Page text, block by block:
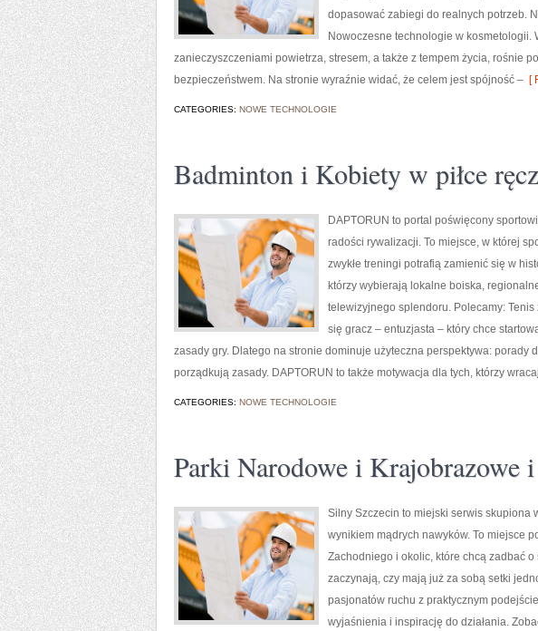
dopasować zabiegi do realnych potrzeb.
Nowoczesne technologie w kosmetologii.
zanieczyszczeniami powietrza, stresem, a także z tempem życia, rośnie
bezpieczeństwem. Na stronie wyraźnie widać, że celem jest spójność – [
CATEGORIES: NOWE TECHNOLOGIE
Badminton i Kobiety w piłce
DAPTORUN to portal poświęcony
radości rywalizacji. To miejsce, w której
zwykłe treningi potrafią zamienić się w
którzy wybierają lokalne boiska,
telewizyjnego splendoru. Polecamy:
się gracz – entuzjasta – który chce
zasady gry. Dlatego na stronie dominuje użyteczna perspektywa: porady
porządkują zasady. DAPTORUN to także motywacja dla tych, którzy
CATEGORIES: NOWE TECHNOLOGIE
Parki Narodowe i Krajobrazowe
Silny Szczecin to miejski serwis skupiona
wynikiem mądrych nawyków. To miejsce
Zachodniego i okolic, które chcą zadbać
zaczynają, czy mają już za sobą setki
pasjonatów ruchu z praktycznym
wyjaśnienia i inspirację do działania.